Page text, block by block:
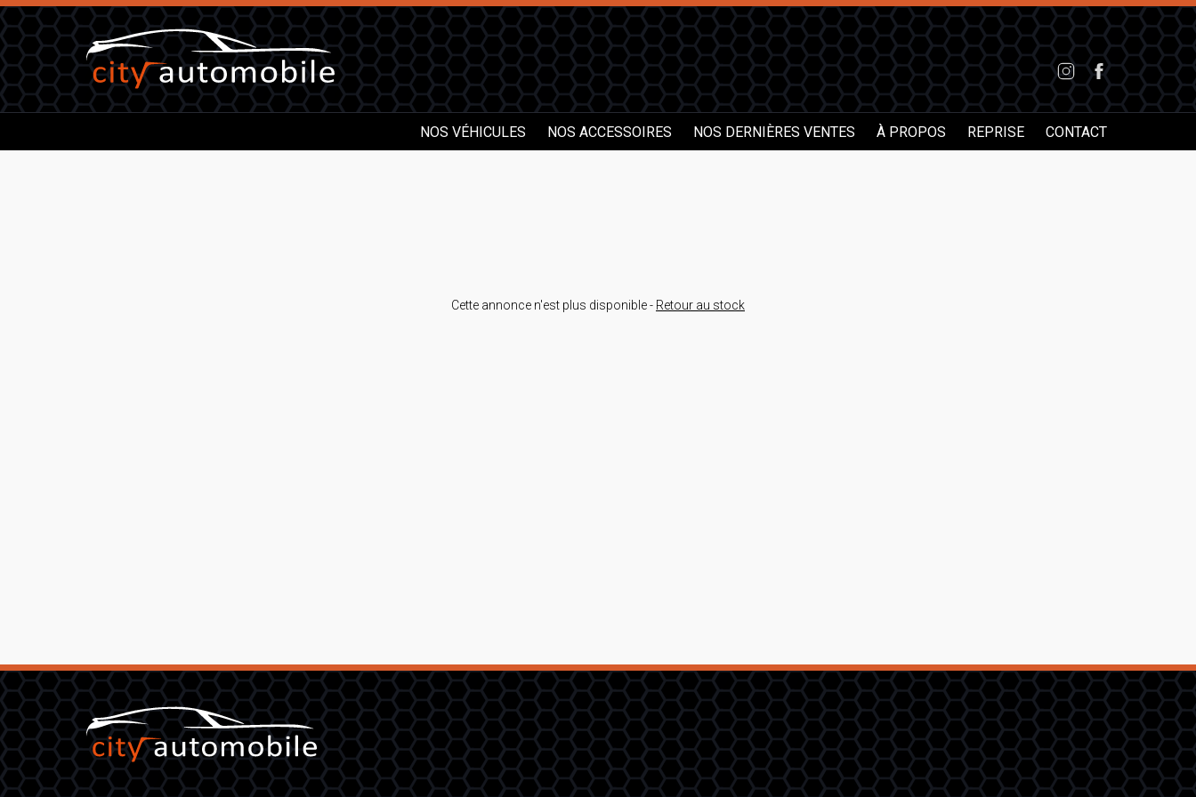
NOS VÉHICULES NOS ACCESSOIRES NOS DERNIÈRES VENTES À PROPOS REPRISE CONTACT
Cette annonce n'est plus disponible - Retour au stock